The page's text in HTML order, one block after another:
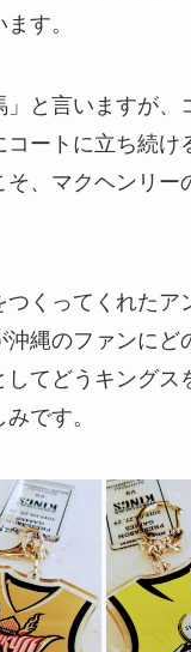
す。
」と言いますが、
コートに立ち続け
そ、マクヘンリー
つくってくれたア
縄のファンにど
してどうキングス
です。